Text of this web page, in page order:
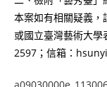
本案如有相關疑義
或國立臺灣藝術大
2597；信箱：